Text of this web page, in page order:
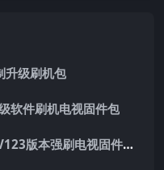
升级刷机包
软件刷机电视固件包
TCL电视V8-S38AT01-LF1V123版本强刷电视固件包下载